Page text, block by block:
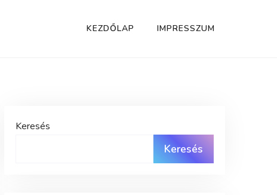
KEZDŐLAP IMPRESSZUM
Keresés
Keresés